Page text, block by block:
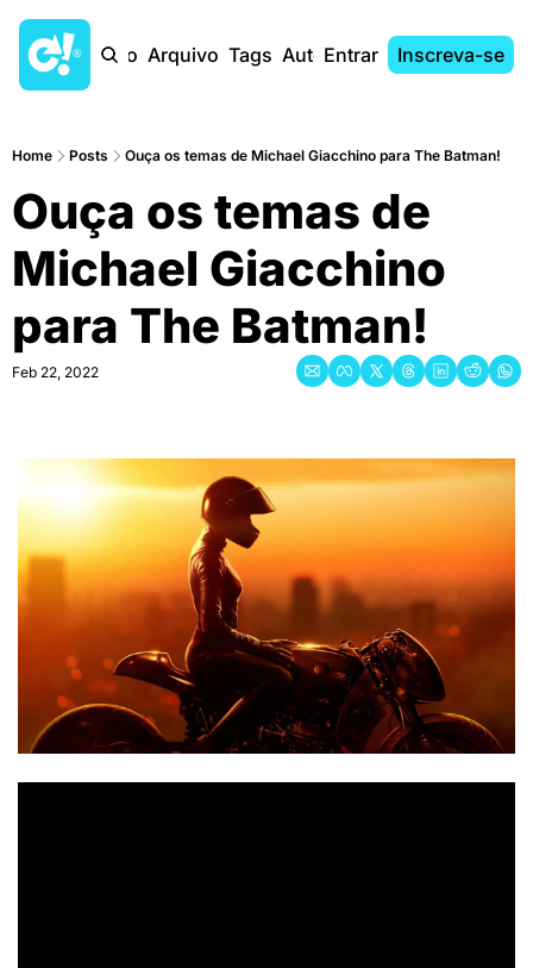
Início Arquivo Tags AutoresEntrar Inscreva-se
Home Posts Ouça os temas de Michael Giacchino para The Batman!
Ouça os temas de
Michael Giacchino
para The Batman!
Feb 22, 2022